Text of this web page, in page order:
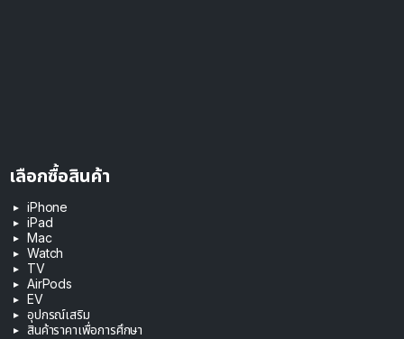
เลือกซื้อสินค้า
iPhone
iPad
Mac
Watch
TV
AirPods
EV
อุปกรณ์เสริม
สินค้าราคาเพื่อการศึกษา